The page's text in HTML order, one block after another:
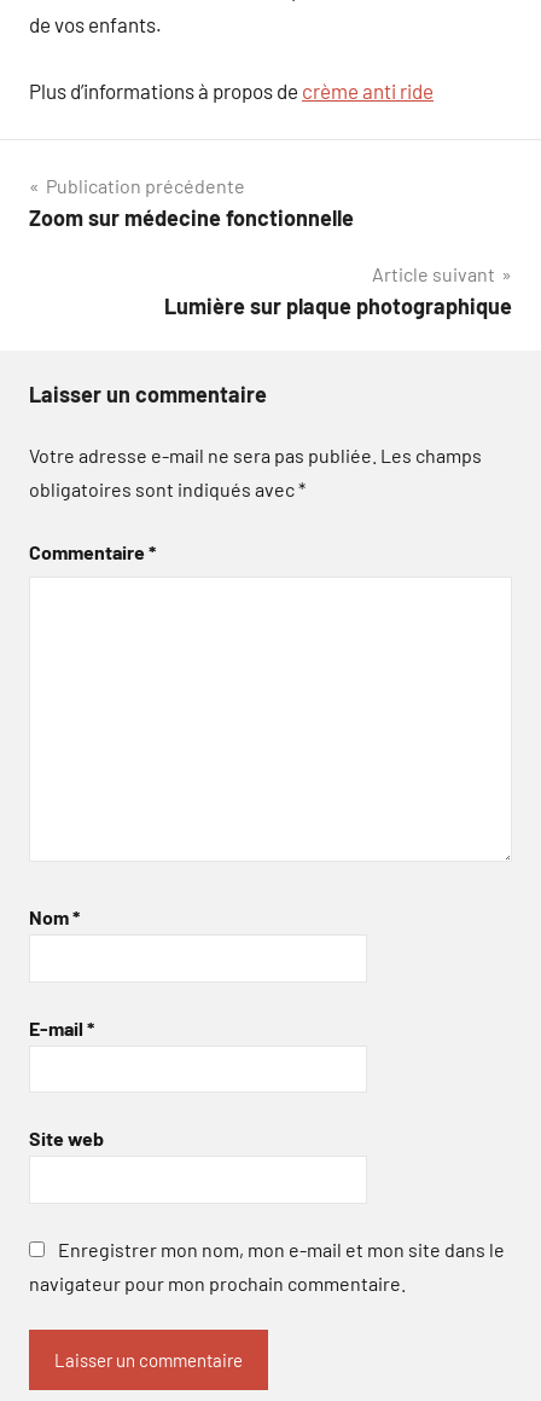
de vos enfants.
Plus d’informations à propos de crème anti ride
Navigation
de
Publication précédente
Zoom sur médecine fonctionnelle
Article suivant
Lumière sur plaque photographique
Laisser un commentaire
Votre adresse e-mail ne sera pas publiée. Les champs
obligatoires sont indiqués avec*
Commentaire*
Nom*
E-mail *
Site web
Enregistrer mon nom, mon e-mail et mon site dans le
navigateur pour mon prochain commentaire.